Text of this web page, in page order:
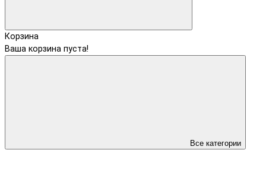
Корзина
Ваша корзина пуста!
Все категории